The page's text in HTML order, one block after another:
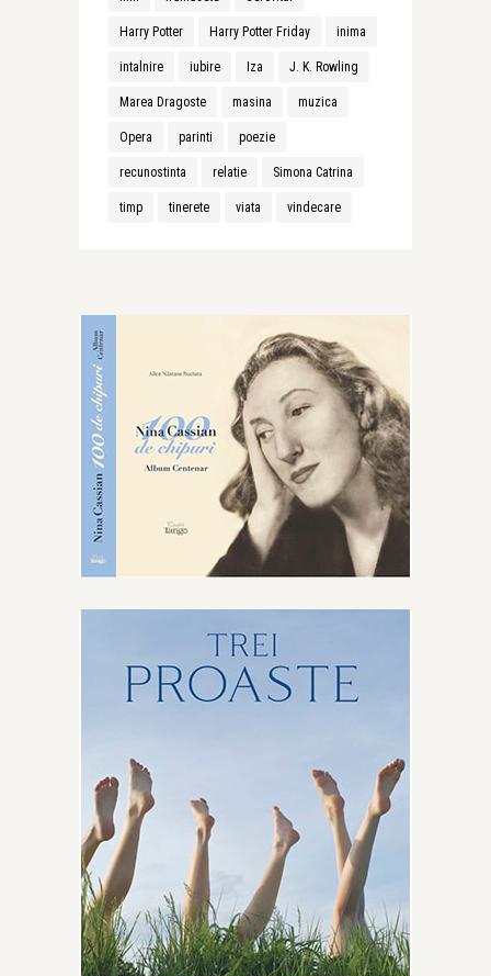
Harry Potter Harry Potter Friday inima
intalnire iubire Iza J. K. Rowling
Marea Dragoste masina muzica
Opera parinti poezie
recunostinta relatie Simona Catrina
timp tinerete viata vindecare